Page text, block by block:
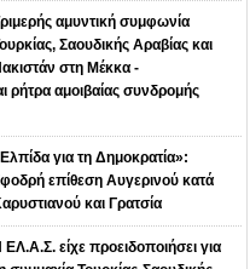
αμυντική συμφωνία
Σαουδικής Αραβίας και
στη Μέκκα -
ρήτρα αμοιβαίας συνδρομής
για τη Δημοκρατία»:
επίθεση Αυγερινού κατά
και Γρατσία
ΕΛ.Α.Σ. είχε προειδοποιήσει για